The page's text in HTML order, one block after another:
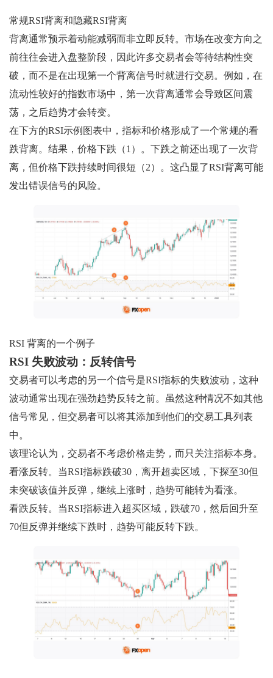
常规RSI背离和隐藏RSI背离
背离通常预示着动能减弱而非立即反转。市场在改变方向之
前往往会进入盘整阶段，因此许多交易者会等待结构性突
破，而不是在出现第一个背离信号时就进行交易。例如，在
流动性较好的指数市场中，第一次背离通常会导致区间震
荡，之后趋势才会转变。
在下方的RSI示例图表中，指标和价格形成了一个常规的看
跌背离。结果，价格下跌（1）。下跌之前还出现了一次背
离，但价格下跌持续时间很短（2）。这凸显了RSI背离可能
发出错误信号的风险。
RSI 背离的一个例子
RSI 失败波动：反转信号
交易者可以考虑的另一个信号是RSI指标的失败波动，这种
波动通常出现在强劲趋势反转之前。虽然这种情况不如其他
信号常见，但交易者可以将其添加到他们的交易工具列表
中。
该理论认为，交易者不考虑价格走势，而只关注指标本身。
看涨反转。当RSI指标跌破30，离开超卖区域，下探至30但
未突破该值并反弹，继续上涨时，趋势可能转为看涨。
看跌反转。当RSI指标进入超买区域，跌破70，然后回升至
70但反弹并继续下跌时，趋势可能反转下跌。